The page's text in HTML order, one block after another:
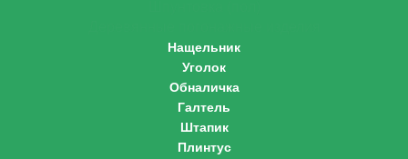
Нащельник
Уголок
Обналичка
Галтель
Штапик
Плинтус